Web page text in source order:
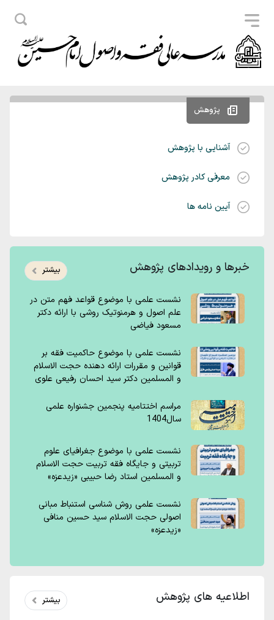
پژوهش
آشنایی با پژوهش
معرفی کادر پژوهش
آیین نامه ها
خبرها و رویدادهای پژوهش
نشست علمی با موضوع قواعد فهم متن در
علم اصول و هرمنوتیک روشی با ارائه دکتر
مسعود فیاضی
نشست علمی با موضوع حاکمیت فقه بر
قوانین و مقررات ارائه دهنده حجت الاسلام
و المسلمین دکتر سید احسان رفیعی علوی
مراسم اختتامیه پنجمین جشنواره علمی
سال1404
نشست علمی با موضوع جغرافیای علوم
تربیتی و جایگاه فقه تربیت حجت الاسلام
و المسلمین استاد رضا حبیبی «زیدعزه»
نشست علمی روش شناسی استنباط مبانی
اصولی حجت الاسلام سید حسین منافی
«زیدعزه»
بیشتر
اطلاعیه های پژوهش بیشتر